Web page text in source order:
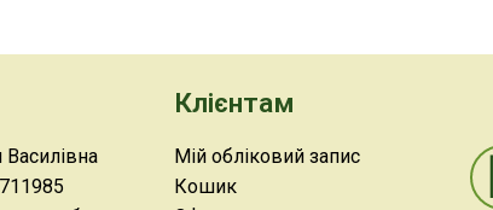
Клієнтам
Мій обліковий запис
Кошик